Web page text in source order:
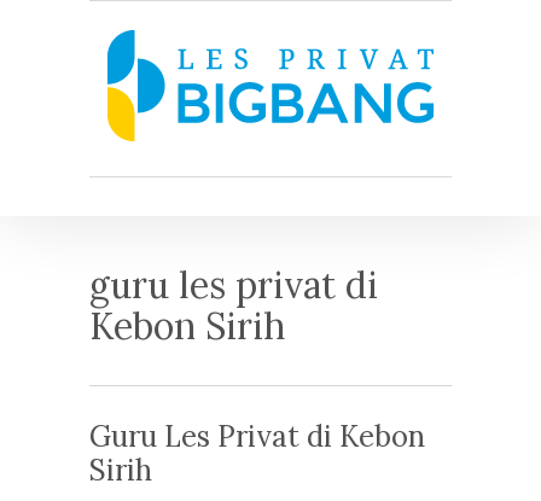
guru les privat di
Kebon Sirih
Guru Les Privat di Kebon
Sirih